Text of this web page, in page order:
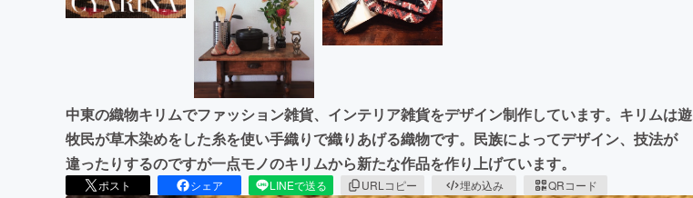
中東の織物キリムでファッション雑貨、インテリア雑貨をデザイン制作しています。キリムは遊
牧民が草木染めをした糸を使い手織りで織りあげる織物です。民族によってデザイン、技法が
違ったりするのですが一点モノのキリムから新たな作品を作り上げています。
ポスト シェア LINEで送る URLコピー 埋め込み QRコード